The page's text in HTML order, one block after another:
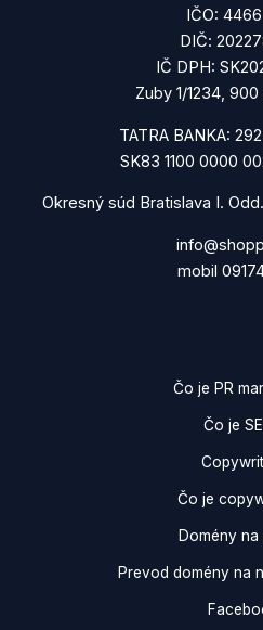
IČO:
DIČ:
IČ DPH:
Zuby 1/1234,
TATRA BANKA:
SK83 1100 0000
Okresný súd Bratislava I.
mobil
Čo je PR
Čo je
Čo je
Domény na
Prevod domény na